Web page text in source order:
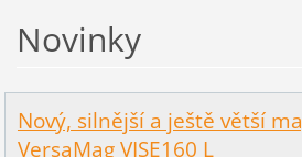
Novinky
Nový, silnější a ještě větší
VersaMag VISE160 L